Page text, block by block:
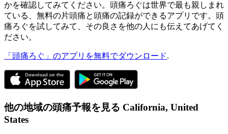
かを確認してみてください。頭痛ろぐは世界で最も親しまれ
ている、無料の片頭痛と頭痛の記録ができるアプリです。頭
痛ろぐを試してみて、その良さを他の人にも伝えてあげてく
ださい。
「頭痛ろぐ」のアプリを無料でダウンロード.
他の地域の頭痛予報を見る California, United
States